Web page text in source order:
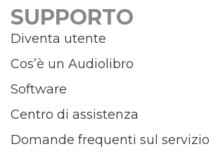
SUPPORTO
Diventa utente
Cos’è un Audiolibro
Software
Centro di assistenza
Domande frequenti sul servizio